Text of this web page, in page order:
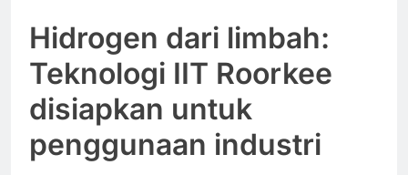
Hidrogen dari limbah:
Teknologi IIT Roorkee
disiapkan untuk
penggunaan industri